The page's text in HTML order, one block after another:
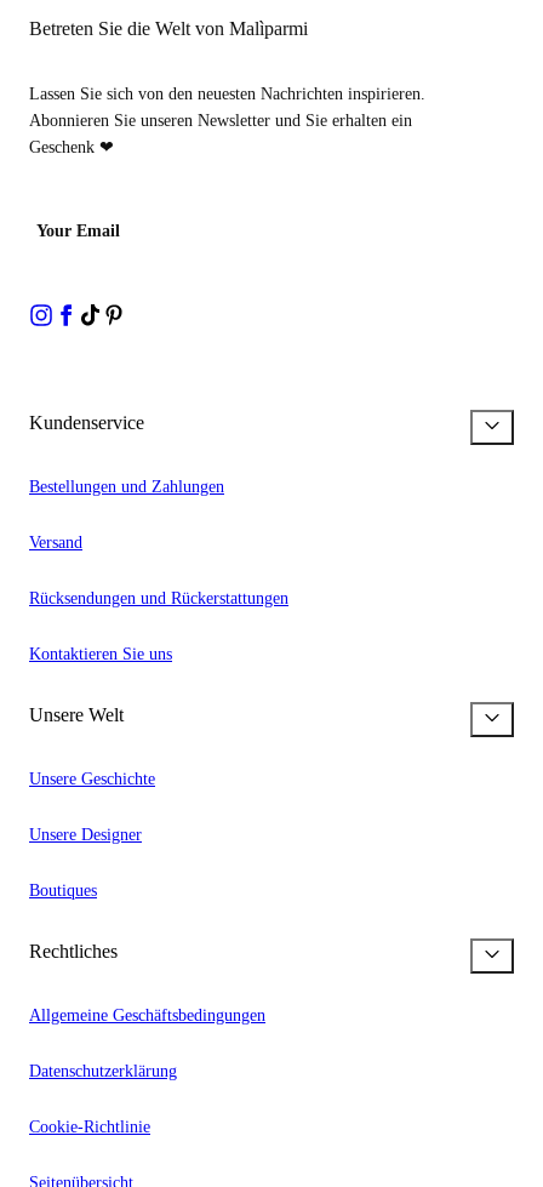
Betreten Sie die Welt von Malìparmi
Lassen Sie sich von den neuesten Nachrichten inspirieren.
Abonnieren Sie unseren Newsletter und Sie erhalten ein
Geschenk ❤
Your Email
Kundenservice
Bestellungen und Zahlungen
Versand
Rücksendungen und Rückerstattungen
Kontaktieren Sie uns
Unsere Welt
Unsere Geschichte
Unsere Designer
Boutiques
Rechtliches
Allgemeine Geschäftsbedingungen
Datenschutzerklärung
Cookie-Richtlinie
Seitenübersicht